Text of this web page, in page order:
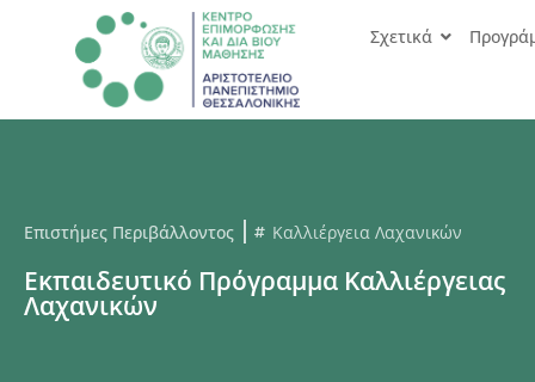
Σχετικά
Επιστήμες Περιβάλλοντος Καλλιέργεια Λαχανικών
Εκπαιδευτικό Πρόγραμμα Καλλιέργειας
Λαχανικών